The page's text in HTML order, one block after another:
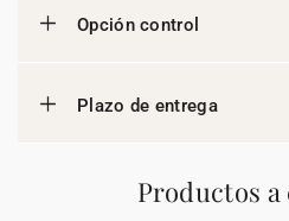
Opción control
Plazo de entrega
Productos